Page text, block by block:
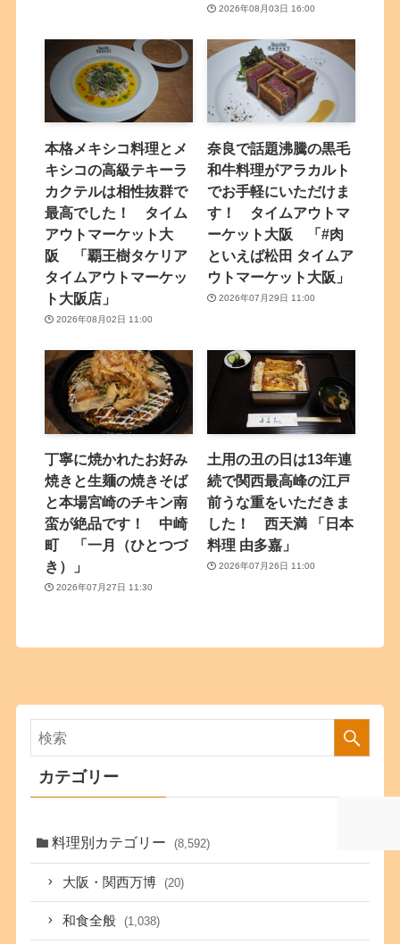
2026年08月03日 16:00
本格メキシコ料理とメ
キシコの高級テキーラ
カクテルは相性抜群で
最高でした！ タイム
アウトマーケット大
阪 「覇王樹タケリア
タイムアウトマーケッ
ト大阪店」
2026年08月02日 11:00
奈良で話題沸騰の黒毛
和牛料理がアラカルト
でお手軽にいただけま
す！ タイムアウトマ
ーケット大阪 「#肉
といえば松田 タイムア
ウトマーケット大阪」
2026年07月29日 11:00
丁寧に焼かれたお好み
焼きと生麺の焼きそば
と本場宮崎のチキン南
蛮が絶品です！ 中崎
町 「一月（ひとつづ
き）」
2026年07月27日 11:30
土用の丑の日は13年連
続で関西最高峰の江戸
前うな重をいただきま
した！ 西天満 「日本
料理 由多嘉」
2026年07月26日 11:00
カテゴリー
料理別カテゴリー (8,592)
大阪・関西万博 (20)
和食全般 (1,038)